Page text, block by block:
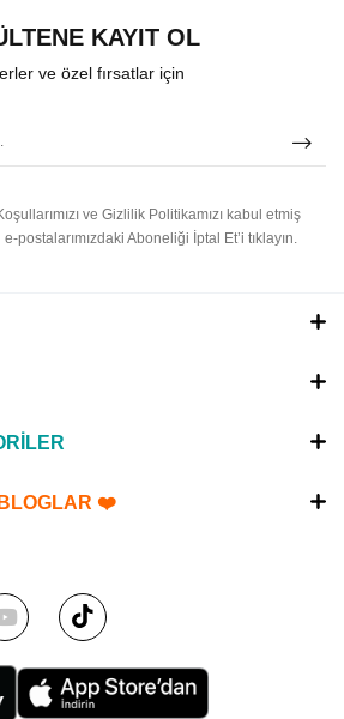
KAYIT OL
ve özel fırsatlar için
ve Gizlilik Politikamızı kabul etmiş
postalarımızdaki Aboneliği İptal Et’i tıklayın.
❤️